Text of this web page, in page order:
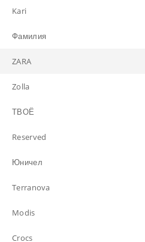
Kari
Фамилия
ZARA
Zolla
ТВОЁ
Reserved
Юничел
Terranova
Modis
Crocs